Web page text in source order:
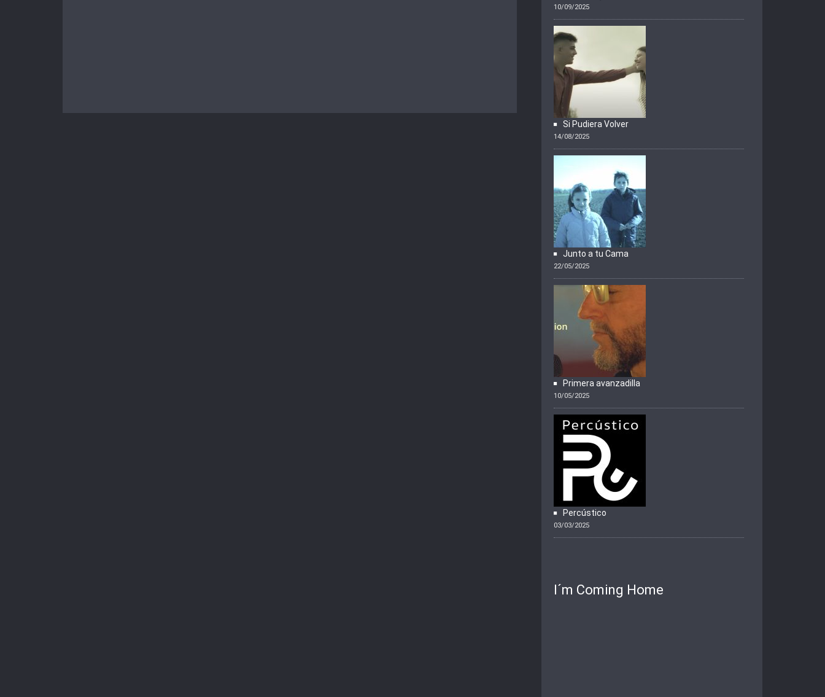
10/09/2025
Si Pudiera Volver
14/08/2025
Junto a tu Cama
22/05/2025
Primera avanzadilla
10/05/2025
Percústico
03/03/2025
I´m Coming Home